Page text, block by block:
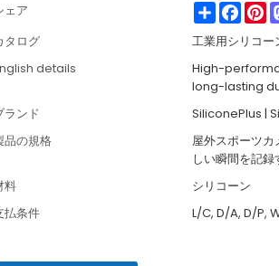
ェア Share
タログ
工業用シリコー
details
High-
long-lasting
ランド
SiliconePlus |
品の規格
屋外スポーツ
しい瞬間を記
料
シリコーン
払条件
L/C, D/A, D/P,